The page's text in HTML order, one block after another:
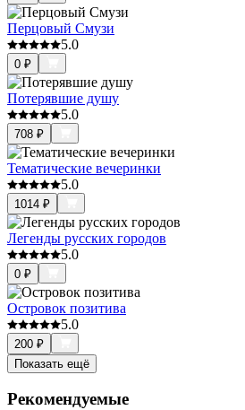
Перцовый Смузи
5.0
0 ₽
Потерявшие душу
5.0
708 ₽
Тематические вечеринки
5.0
1014 ₽
Легенды русских городов
5.0
0 ₽
Островок позитива
5.0
200 ₽
Показать ещё
Рекомендуемые